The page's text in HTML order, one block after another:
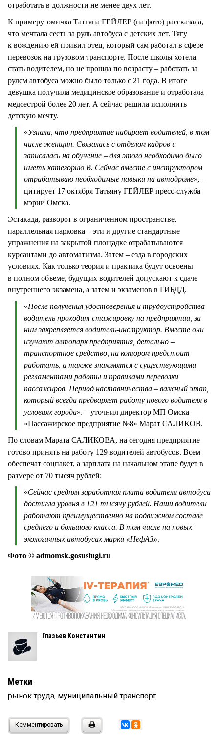
отработать в должности не менее двух лет.
К примеру, омичка Татьяна ГЕЙЛЕР (на фото) рассказала,
что мечтала сесть за руль автобуса с детских лет. Тягу
к вождению ей привил отец, который сам работал в сфере
перевозок на грузовом транспорте. После школы хотела
стать водителем, но не прошла по возрасту – работать за
рулем автобуса можно было только с 21 года. В итоге
девушка получила медицинское образование и отработала
медсестрой более 20 лет. А сейчас решила исполнить
детскую мечту.
«Узнала, что предприятие набирает водителей, в том
числе женщин. Связалась с отделом кадров и
записалась на обучение – для этого необходимо было
иметь категорию B. Сейчас вместе с инструктором
отрабатываю необходимые навыки на автодроме», –
цитирует 17 октября Татьяну ГЕЙЛЕР пресс-служба
мэрии Омска.
Эстакада, разворот в ограниченном пространстве,
параллельная парковка – эти и другие стандартные
упражнения на закрытой площадке отрабатываются
курсантами до автоматизма. Затем – езда в городских
условиях. Как только теория и практика будут освоены
в полном объеме, будущих водителей допускают к сдаче
внутреннего экзамена, а затем и экзаменов в ГИБДД.
«После получения удостоверения и трудоустройства
водитель проходит стажировку на предприятии, за
ним закрепляется водитель-инструктор. Вместе они
изучают автопарк предприятия, детально –
транспортное средство, на котором предстоит
работать, а также знакомятся с существующими
регламентами работы и правилами перевозки
пассажиров. Период наставничества – важный этап,
который всегда предваряет работу нового водителя в
условиях города», – уточнил директор МП Омска
«Пассажирское предприятие №8» Марат САЛИКОВ.
По словам Марата САЛИКОВА, на сегодня предприятие
готово принять на работу 129 водителей автобусов. Всем
обеспечат соцпакет, а зарплата на начальном этапе будет в
размере от 70 тысяч рублей:
«Сейчас средняя заработная плата водителя автобуса
достигла уровня в 121 тысячу рублей. Наши водители
работают преимущественно на подвижном составе
среднего и большого класса. В том числе на новых
экологичных автобусах марки «НефАЗ».
Фото © admomsk.gosuslugi.ru
Глазьев Константин
Метки
рынок труда, муниципальный транспорт
Комментировать